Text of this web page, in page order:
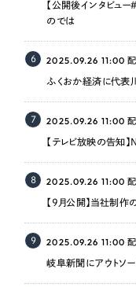
【公開後インタビュ
のでは
6 2025.09.26 11:00
ふくおか経済に代表
7 2025.09.26 11:00
【テレビ放映の告知】
8 2025.09.26 11:00
【9月公開】当社制作
9 2025.09.26 11:00
岐阜新聞にアウトソ